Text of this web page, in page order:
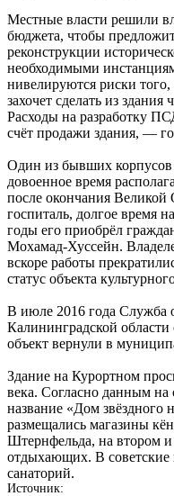
Местные власти решили
бюджета, чтобы
реконструкции
необходимыми
нивелируются риски
захочет сделать из
Расходы на разработку
счёт продажи здания, —
Один из бывших корпусов
довоенное время
после окончания
госпиталь, долгое время
годы его приобрёл
Мохамад-Хуссейн.
вскоре работы
статус объекта
В июле 2016 года Служба
Калининградской области
объект вернули в
Здание на Курортном
века. Согласно данным на
название «Дом звёздного
размещались магазины
Штернфельда, на втором
отдыхающих. В советские
санаторий.
Источник